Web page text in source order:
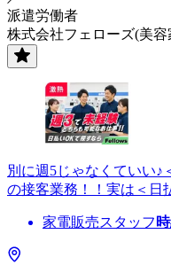
派遣労働者
株式会社フェローズ(美容
別に週5じゃなくていい♪
の接客業務！！実は＜日
家電販売スタッフ